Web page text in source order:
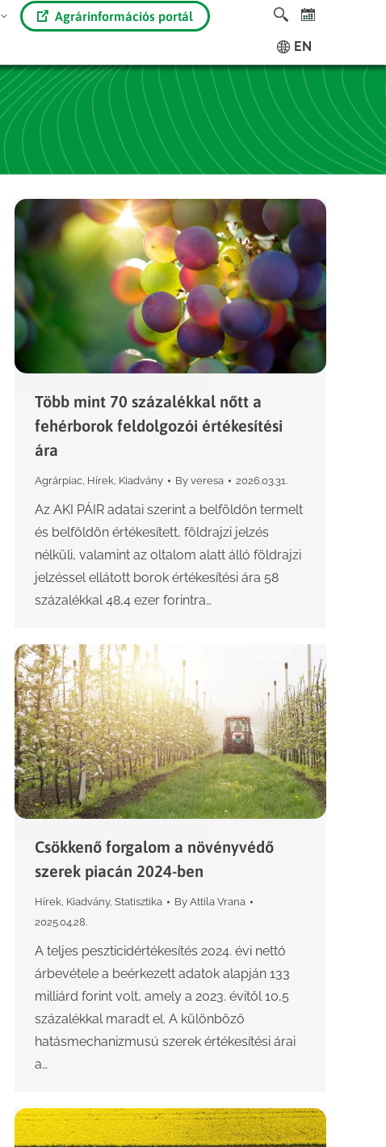
Agrárinformációs portál
EN
Több mint 70 százalékkal nőtt a
fehérborok feldolgozói értékesítési
ára
Agrárpiac, Hírek, Kiadvány By veresa 2026.03.31.
Az AKI PÁIR adatai szerint a belföldön termelt
és belföldön értékesített, földrajzi jelzés
nélküli, valamint az oltalom alatt álló földrajzi
jelzéssel ellátott borok értékesítési ára 58
százalékkal 48,4 ezer forintra…
Csökkenő forgalom a növényvédő
szerek piacán 2024-ben
Hírek, Kiadvány, Statisztika By Attila Vrana
2025.04.28.
A teljes peszticidértékesítés 2024. évi nettó
árbevétele a beérkezett adatok alapján 133
milliárd forint volt, amely a 2023. évitől 10,5
százalékkal maradt el. A különböző
hatásmechanizmusú szerek értékesítési árai
a…